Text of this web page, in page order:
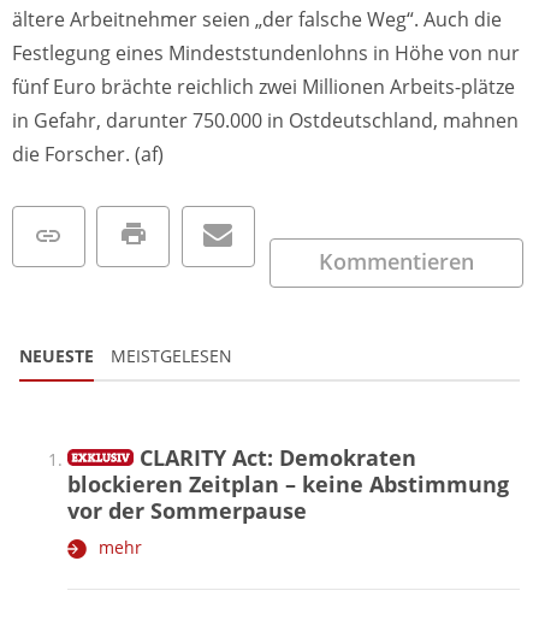
ältere Arbeitnehmer seien „der falsche Weg“. Auch die
Festlegung eines Mindeststundenlohns in Höhe von nur
fünf Euro brächte reichlich zwei Millionen Arbeits-plätze
in Gefahr, darunter 750.000 in Ostdeutschland, mahnen
die Forscher. (af)
Kommentieren
NEUESTE MEISTGELESEN
CLARITY Act: Demokraten
blockieren Zeitplan – keine Abstimmung
vor der Sommerpause
mehr